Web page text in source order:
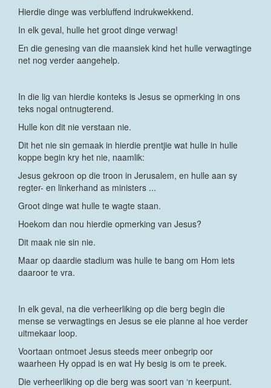
Hierdie dinge was verbluffend indrukwekkend.
In elk geval, hulle het groot dinge verwag!
En die genesing van die maansiek kind het hulle verwagtinge
net nog verder aangehelp.
In die lig van hierdie konteks is Jesus se opmerking in ons
teks nogal ontnugterend.
Hulle kon dit nie verstaan nie.
Dit het nie sin gemaak in hierdie prentjie wat hulle in hulle
koppe begin kry het nie, naamlik:
Jesus gekroon op die troon in Jerusalem, en hulle aan sy
regter- en linkerhand as ministers ...
Groot dinge wat hulle te wagte staan.
Hoekom dan nou hierdie opmerking van Jesus?
Dit maak nie sin nie.
Maar op daardie stadium was hulle te bang om Hom iets
daaroor te vra.
In elk geval, na die verheerliking op die berg begin die
mense se verwagtings en Jesus se eie planne al hoe verder
uitmekaar loop.
Voortaan ontmoet Jesus steeds meer onbegrip oor
waarheen Hy oppad is en wat Hy besig is om te preek.
Die verheerliking op die berg was soort van ‘n keerpunt.